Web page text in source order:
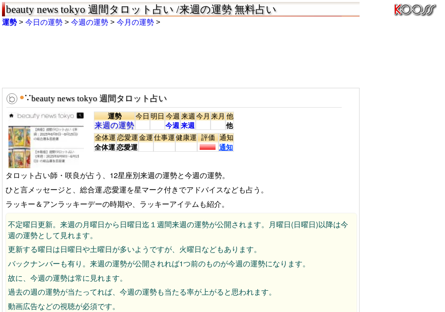
beauty news tokyo 週間タロット占い /来週の運勢 無料占い
運勢 今日の運勢 今週の運勢 今月の運勢
●∵beauty news tokyo 週間タロット占い
運勢
来週の運勢
今日明日今週
今週
来週
来週
今月来月他
他
全体運
全体運
恋愛運
恋愛運
金運仕事運健康運 評価 通知
通知
タロット占い師・咲良が占う、12星座別来週の運勢と今週の運勢。
ひと言メッセージと、総合運,恋愛運を星マーク付きでアドバイスなども占う。
ラッキー＆アンラッキーデーの時期や、ラッキーアイテムも紹介。
不定曜日更新。来週の月曜日から日曜日迄１週間来週の運勢が公開されます。月曜日(日曜日)以降は今
週の運勢として見れます。
更新する曜日は日曜日や土曜日が多いようですが、火曜日などもあります。
バックナンバーも有り。来週の運勢が公開されれば1つ前のものが今週の運勢になります。
故に、今週の運勢は常に見れます。
過去の週の運勢が当たってれば、今週の運勢も当たる率が上がると思われます。
動画広告などの視聴が必須です。